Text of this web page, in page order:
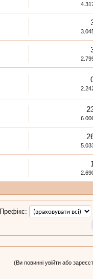
Префікс:
(Ви повинні увійти або